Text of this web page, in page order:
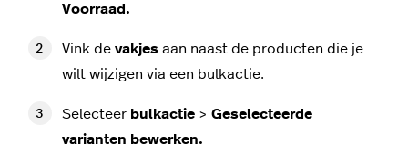
Voorraad.
Vink de vakjes aan naast de producten die je
wilt wijzigen via een bulkactie.
Selecteer bulkactie > Geselecteerde
varianten bewerken.